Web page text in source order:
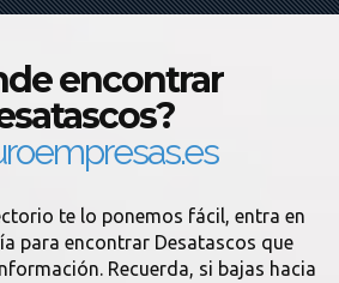
encontrar
te lo ponemos fácil, entra en
para encontrar Desatascos que
Recuerda, si bajas hacia